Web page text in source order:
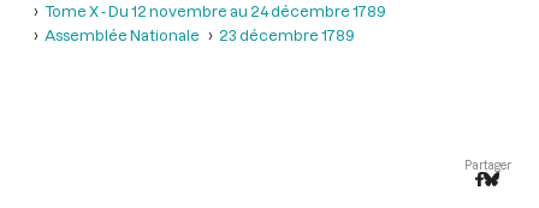
Tome X - Du 12 novembre au 24 décembre 1789
Assemblée Nationale
23 décembre 1789
Partager